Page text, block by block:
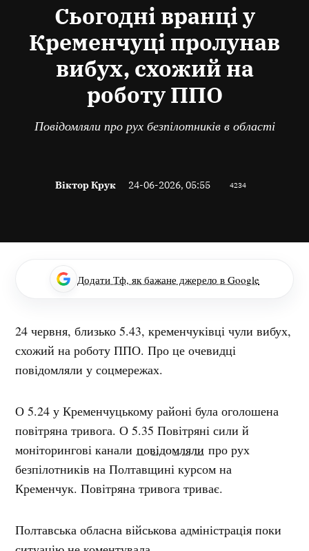
Сьогодні вранці у
Кременчуці пролунав
вибух, схожий на
роботу ППО
Повідомляли про рух безпілотників в області
Віктор Крук 24-06-2026, 05:55 4234
Додати Тф, як бажане джерело в Google
24 червня, близько 5.43, кременчуківці чули вибух,
схожий на роботу ППО. Про це очевидці
повідомляли у соцмережах.
О 5.24 у Кременчуцькому районі була оголошена
повітряна тривога. О 5.35 Повітряні сили й
моніторингові каналиповідомляли про рух
безпілотників на Полтавщині курсом на
Кременчук. Повітряна тривога триває.
Полтавська обласна військова адміністрація поки